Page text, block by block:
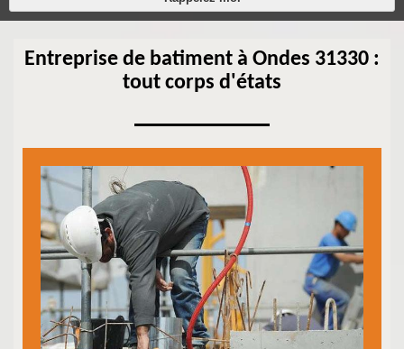
Entreprise de batiment à Ondes 31330 :
tout corps d'états